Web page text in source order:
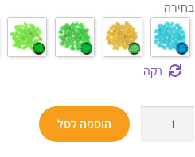
בחירה
נקה
הוספה לסל